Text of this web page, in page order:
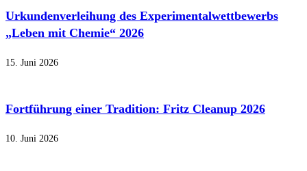
Urkundenverleihung des Experimentalwettbewerbs
„Leben mit Chemie“ 2026
15. Juni 2026
Fortführung einer Tradition: Fritz Cleanup 2026
10. Juni 2026